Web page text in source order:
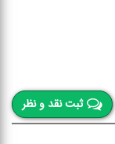
ثبت نقد و نظر